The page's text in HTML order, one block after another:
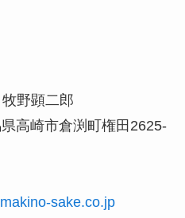
野顕二郎
高崎市倉渕町権田2625-
sake.co.jp